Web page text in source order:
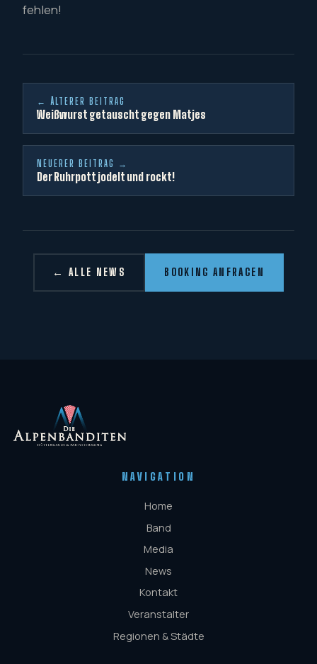
fehlen!
← ÄLTERER BEITRAG
Weißwurst getauscht gegen Matjes
NEUERER BEITRAG →
Der Ruhrpott jodelt und rockt!
← ALLE NEWS BOOKING ANFRAGEN
NAVIGATION
Home
Band
Media
News
Kontakt
Veranstalter
Regionen & Städte